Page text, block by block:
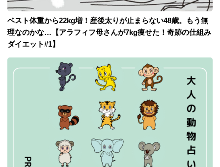
ベスト体重から22kg増！産後太りが止まらない48歳。もう無
理なのかな…【アラフィフ母さんが7kg痩せた！奇跡の仕組み
ダイエット#1】